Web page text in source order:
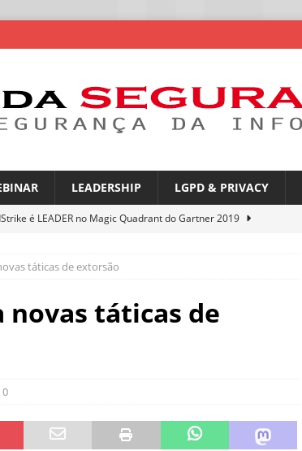
LEADERSHIP LGPD & PRIVACY
é LEADER no Magic Quadrant do Gartner 2019
Latina é a segunda região mais exposta a ciberameaças
a autonomia da IA se torna um risco
NOTÍCIAS
táticas de extorsão
novas táticas de
0